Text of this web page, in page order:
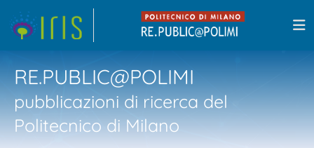
RE.PUBLIC@POLIMI
pubblicazioni di ricerca del
Politecnico di Milano